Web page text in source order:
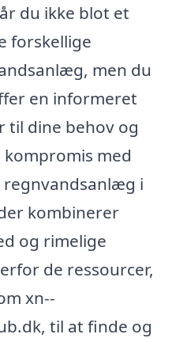
du ikke blot et
forskellige
men du
en informeret
til dine behov og
med
i
kombinerer
og rimelige
de ressourcer,
xn--
til at finde og